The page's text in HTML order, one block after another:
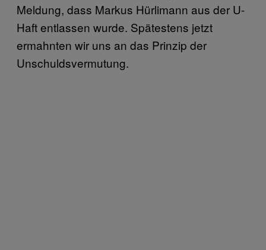
Meldung, dass Markus Hürlimann aus der U-
Haft entlassen wurde. Spätestens jetzt
ermahnten wir uns an das Prinzip der
Unschuldsvermutung.